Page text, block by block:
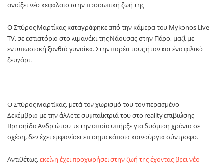
ανοίξει νέο κεφάλαιο στην προσωπική ζωή της.
Ο Σπύρος Μαρτίκας καταγράφηκε από την κάμερα του Mykonos Live
TV, σε εστιατόριο στο λιμανάκι της Νάουσας στην Πάρο, μαζί με
εντυπωσιακή ξανθιά γυναίκα. Στην παρέα τους ήταν και ένα φιλικό
ζευγάρι.
Ο Σπύρος Μαρτίκας, μετά τον χωρισμό του τον περασμένο
Δεκέμβριο με την άλλοτε συμπαίκτριά του στο reality επιβιώσης
Βρησηίδα Ανδριώτου με την οποία υπήρξε για δυόμιση χρόνια σε
σχέση, δεν έχει εμφανίσει επίσημα κάποια καινούργια σύντροφο.
Αντιθέτως,εκείνη έχει προχωρήσει στην ζωή της έχοντας βρει νέο